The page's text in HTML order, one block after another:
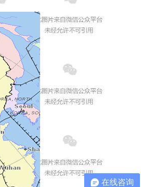
在线咨询